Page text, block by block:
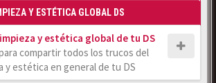
Y ESTÉTICA GLOBAL DS
y estética global de tu DS
compartir todos los trucos del
y estética en general de tu DS